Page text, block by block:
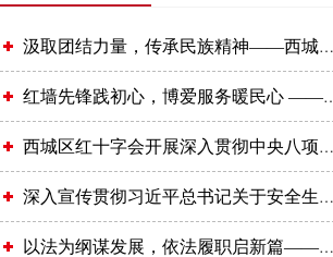
汲取团结力量，传承民族精神——西城区红十字会机关党员干部参观文物古籍展
红墙先锋践初心，博爱服务暖民心 ——西城区红十字会机关党支部开展庆祝建党104周年系列活动
西城区红十字会开展深入贯彻中央八项规定精神学习教育专题党课
深入宣传贯彻习近平总书记关于安全生产的重要论述和重要指示批示精神
以法为纲谋发展，依法履职启新篇——北京市红十字会修订地方法规调研工作座谈会在西城区召开